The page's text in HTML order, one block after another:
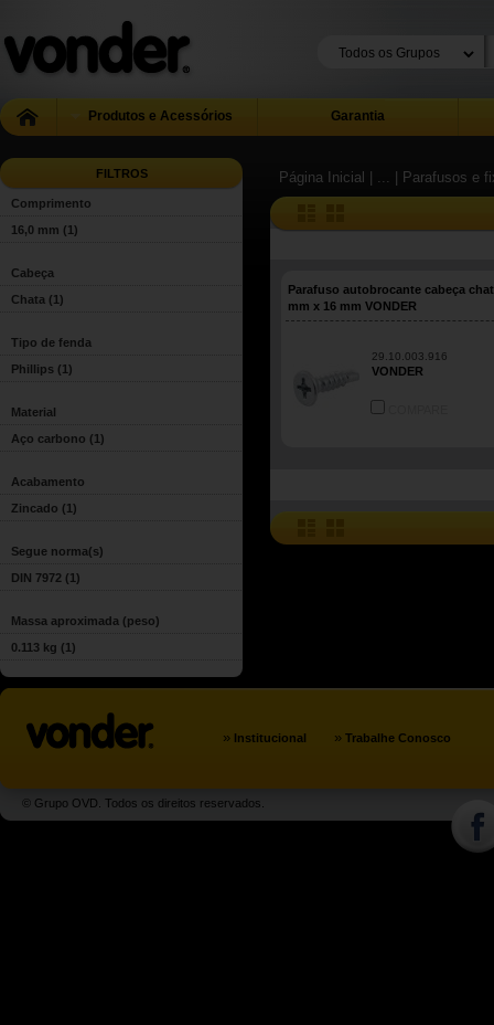
Produtos e Acessórios Garantia
FILTROS
Comprimento
16,0 mm (1)
Cabeça
Chata (1)
Tipo de fenda
Phillips (1)
Material
Aço carbono (1)
Acabamento
Zincado (1)
Segue norma(s)
DIN 7972 (1)
Massa aproximada (peso)
0.113 kg (1)
Página Inicial | ... | Parafusos e
Parafuso autobrocante cabeça
mm x 16 mm VONDER
29.10.003.916
VONDER
» Institucional » Trabalhe Conosco
© Grupo OVD. Todos os direitos reservados.